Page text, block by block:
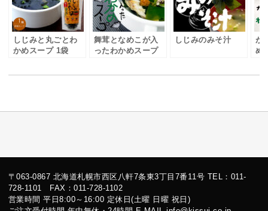
しじみと丸ごとわ
かめスープ 1袋
舞茸となめこが入
ったわかめスープ
しじみのみそ汁
が
め
〒063-0867 北海道札幌市西区八軒7条東3丁目7番11号 TEL：011-
728-1101 FAX：011-728-1102
営業時間 平日8:00～16:00 定休日(土曜 日曜 祝日)